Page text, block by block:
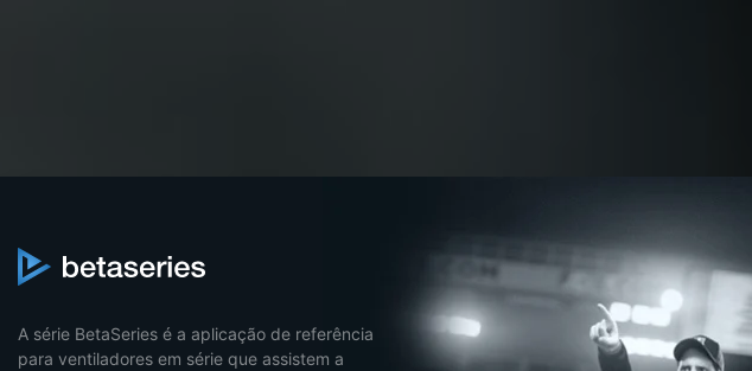
A série BetaSeries é a aplicação de referência
para ventiladores em série que assistem a